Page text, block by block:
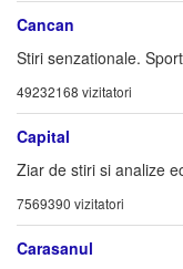
Cancan
Stiri senzationale.
49232168 vizitatori
Capital
Ziar de stiri si analize
7569390 vizitatori
Carasanul